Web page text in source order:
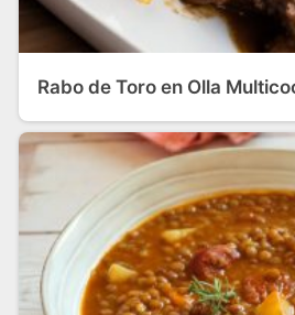
Rabo de Toro en Olla